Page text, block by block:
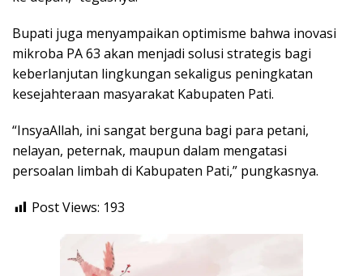
Bupati juga menyampaikan optimisme bahwa inovasi
mikroba PA 63 akan menjadi solusi strategis bagi
keberlanjutan lingkungan sekaligus peningkatan
kesejahteraan masyarakat Kabupaten Pati.
“InsyaAllah, ini sangat berguna bagi para petani,
nelayan, peternak, maupun dalam mengatasi
persoalan limbah di Kabupaten Pati,” pungkasnya.
Post Views: 193